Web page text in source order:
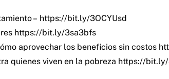
– https://bit.ly/3OCYUsd
https://bit.ly/3sa3bfs
aprovechar los beneficios sin costos
quienes viven en la pobreza https://bit.ly/